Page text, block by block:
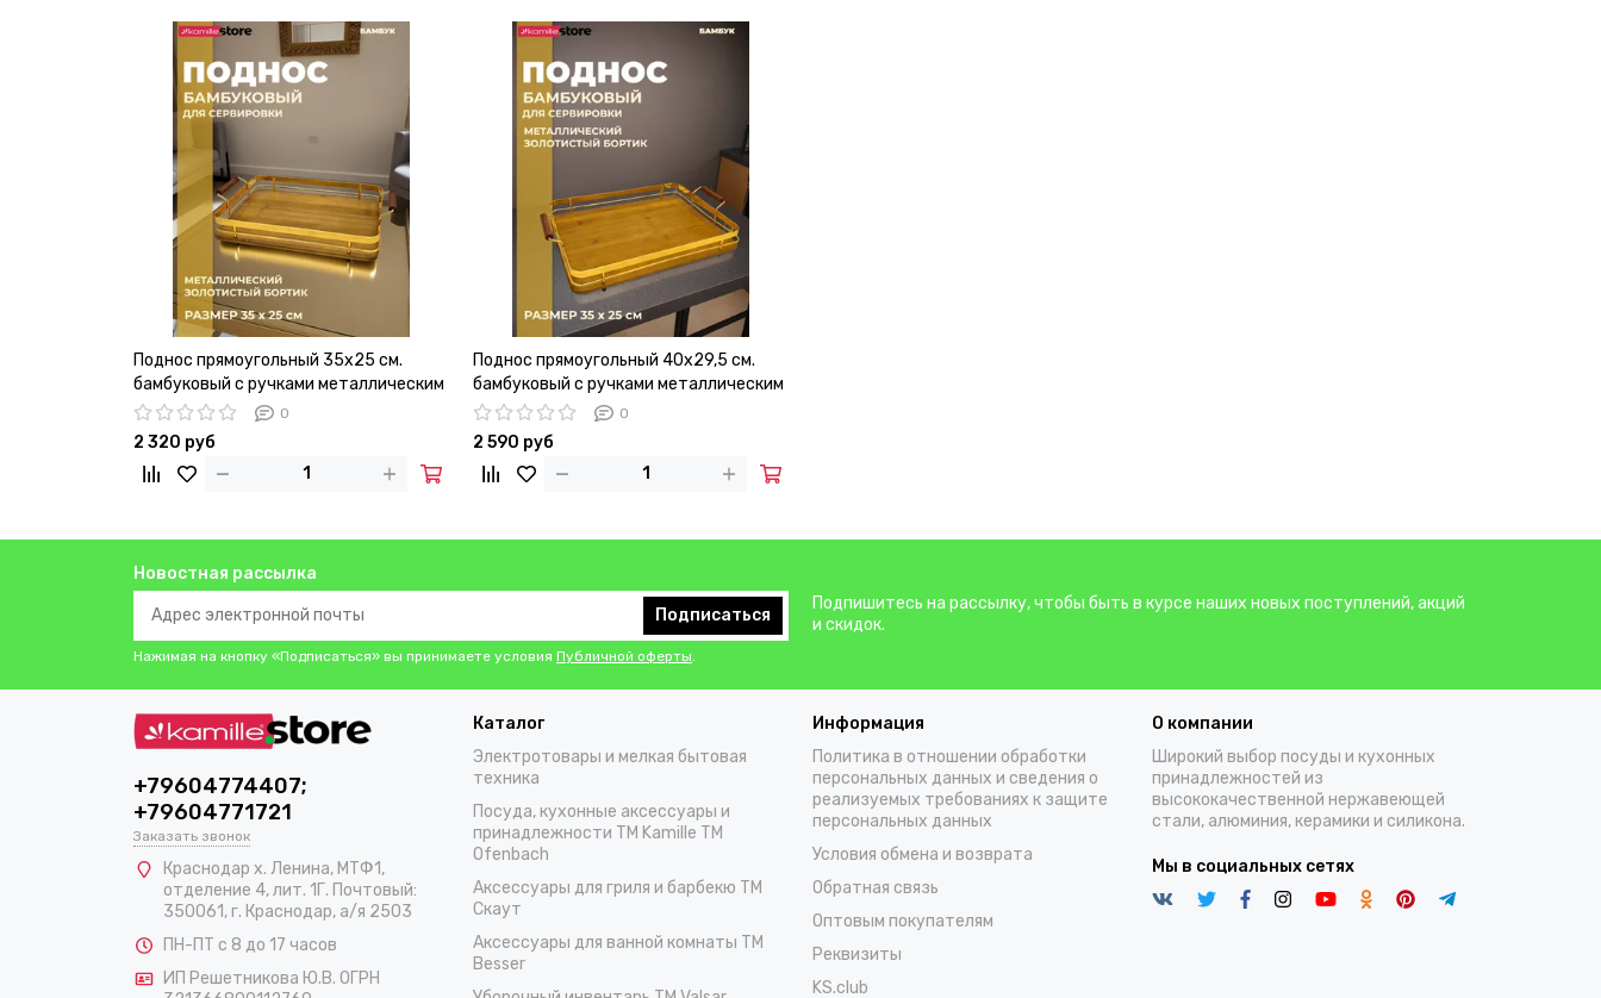
Поднос прямоугольный 35х25 см.
бамбуковый с ручками металлическим
бортиком
0
2 320 руб
Поднос прямоугольный 40х29,5 см.
бамбуковый с ручками металлическим
бортиком
0
2 590 руб
Новостная рассылка
Подписаться
Нажимая на кнопку «Подписаться» вы принимаете условия Публичной оферты.
Подпишитесь на рассылку, чтобы быть в курсе наших новых поступлений, акций
и скидок.
+79604774407;
+79604771721
Заказать звонок
Краснодар х. Ленина, МТФ1,
отделение 4, лит. 1Г. Почтовый:
350061, г. Краснодар, а/я 2503
ПН-ПТ с 8 до 17 часов
ИП Решетникова Ю.В. ОГРН
Каталог
Электротовары и мелкая бытовая
техника
Посуда, кухонные аксессуары и
принадлежности TM Kamille TM
Ofenbach
Аксессуары для гриля и барбекю TM
Скаут
Аксессуары для ванной комнаты TM
Besser
Информация
Политика в отношении обработки
персональных данных и сведения о
реализуемых требованиях к защите
персональных данных
Условия обмена и возврата
Обратная связь
Оптовым покупателям
Реквизиты
KS.club
О компании
Широкий выбор посуды и кухонных
принадлежностей из
высококачественной нержавеющей
стали, алюминия, керамики и силикона.
Мы в социальных сетях